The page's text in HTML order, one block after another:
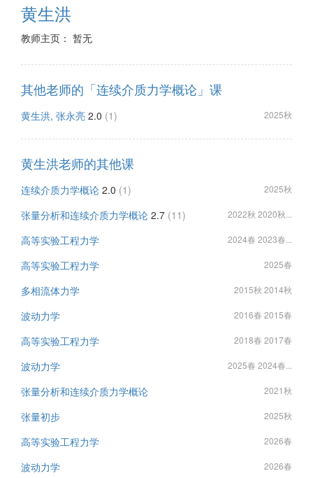
黄生洪
教师主页： 暂无
其他老师的「连续介质力学概论」课
黄生洪, 张永亮 2.0 (1) 2025秋
黄生洪老师的其他课
连续介质力学概论 2.0 (1) 2025秋
张量分析和连续介质力学概论 2.7 (11) 2022秋 2020秋...
高等实验工程力学 2024春 2023春...
高等实验工程力学 2025春
多相流体力学 2015秋 2014秋
波动力学 2016春 2015春
高等实验工程力学 2018春 2017春
波动力学 2025春 2024春...
张量分析和连续介质力学概论 2021秋
张量初步 2025秋
高等实验工程力学 2026春
波动力学 2026春